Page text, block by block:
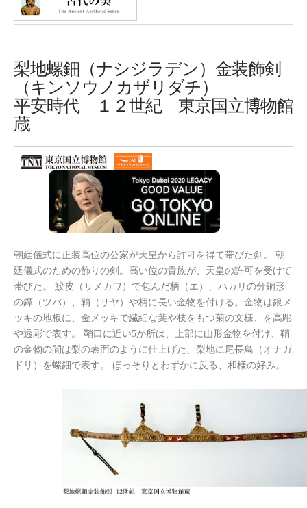
梨地螺鈿（ナシジラデン）金装飾剣
（キンソウノカザリダチ）
平安時代 １２世紀 東京国立博物館
蔵
朝廷儀式に正装高位の公家が天皇から許可を得て帯びた剣。 朝
廷儀式のための飾りの剣。高い位の貴族が、天皇の許可を受けて
帯びた。 鮫皮（サメカワ）で包んだ柄（エ）、ハカリの分銅形
の鐔（ツバ）、鞘（サヤ）や柄に長い金物を付ける。金物は銀メ
ッキの地板に、金メッキで繊細な葉や枝をもつ菊の文様、を高彫
や透彫で表す。 鞘口に近い5か所は、上部に山形金物を付け、鞘
の金物の間は梨の表面のように仕上げた、梨地に尾長鳥（オナガ
ドリ）を螺鈿で表す。 ほっそりとわずかに反る、和様の好み。